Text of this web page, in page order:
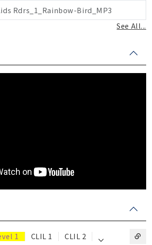
Rdrs_1_Rainbow-Bird_MP3
See All...
1 CLIL 1 CLIL 2 ⌵